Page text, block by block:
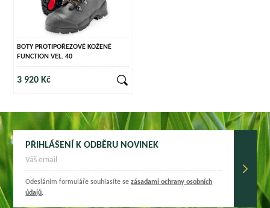
BOTY PROTIPOŘEZOVÉ KOŽENÉ
FUNCTION VEL. 40
3 920 Kč
PŘIHLÁŠENÍ K ODBĚRU NOVINEK
Odesláním formuláře souhlasíte sezásadami ochrany osobních
údajů.